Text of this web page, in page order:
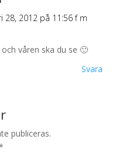
28, 2012 på 11:56 f m
våren ska du se 🙂
Svara
publiceras.